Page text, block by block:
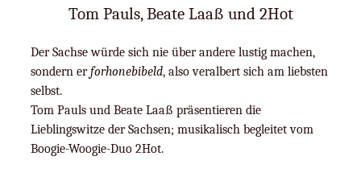
Tom Pauls, Beate Laaß und 2Hot
Der Sachse würde sich nie über andere lustig machen,
sondern erforhonebibeld, also veralbert sich am liebsten
selbst.
Tom Pauls und Beate Laaß präsentieren die
Lieblingswitze der Sachsen; musikalisch begleitet vom
Boogie-Woogie-Duo 2Hot.